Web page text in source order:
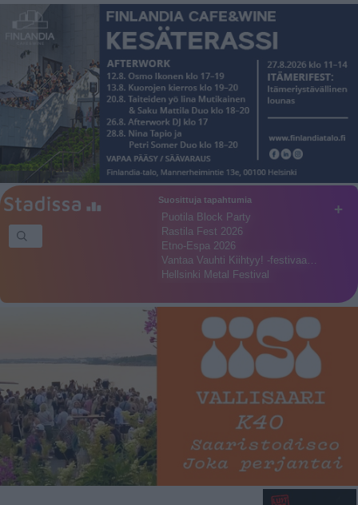
+
Suosittuja tapahtumia
Puotila Block Party
Rastila Fest 2026
Etno-Espa 2026
Vantaa Vauhti Kiihtyy! -festivaa…
Hellsinki Metal Festival